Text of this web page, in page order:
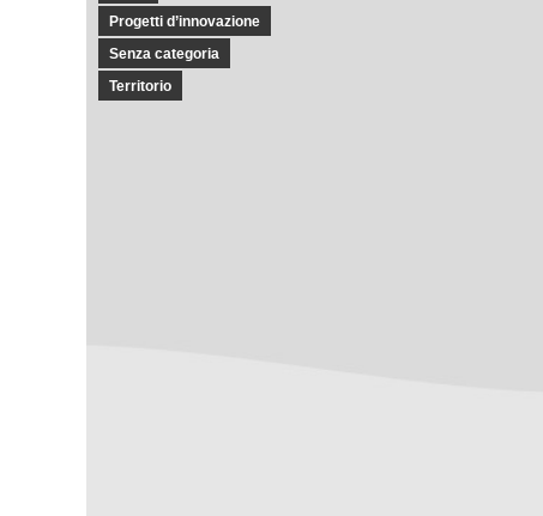
Progetti d’innovazione
Senza categoria
Territorio